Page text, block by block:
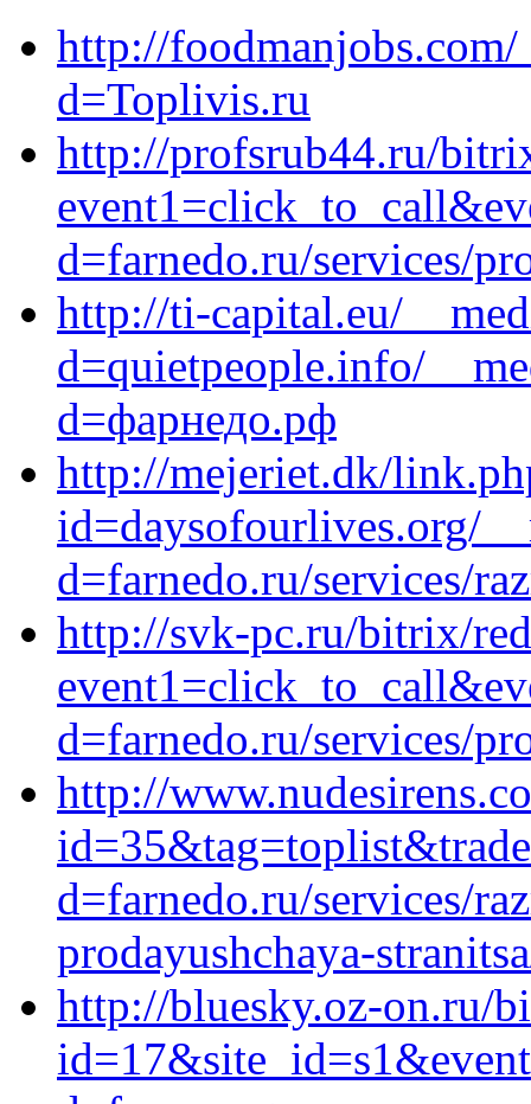
http://foodmanjobs.com/
d=Toplivis.ru
http://profsrub44.ru/
d=farnedo.ru/services/
http://ti-capital.eu/
d=quietpeople.info/
d=фарнедо.рф
http://mejeriet.dk/
id=daysofourlives.org/
d=farnedo.ru/services/
http://svk-pc.ru/bitrix/
d=farnedo.ru/services/
http://
d=farnedo.ru/services/
prodayushchaya-
http://bluesky.oz-on.ru/